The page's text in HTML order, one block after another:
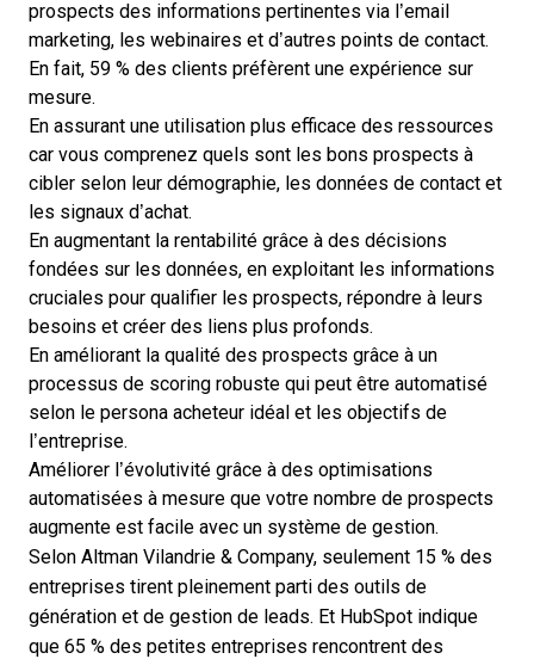
prospects des informations pertinentes via l’email
marketing, les webinaires et d’autres points de contact.
En fait, 59 % des clients préfèrent une expérience sur
mesure.
En assurant une utilisation plus efficace des ressources
car vous comprenez quels sont les bons prospects à
cibler selon leur démographie, les données de contact et
les signaux d’achat.
En augmentant la rentabilité grâce à des décisions
fondées sur les données, en exploitant les informations
cruciales pour qualifier les prospects, répondre à leurs
besoins et créer des liens plus profonds.
En améliorant la qualité des prospects grâce à un
processus de scoring robuste qui peut être automatisé
selon le persona acheteur idéal et les objectifs de
l’entreprise.
Améliorer l’évolutivité grâce à des optimisations
automatisées à mesure que votre nombre de prospects
augmente est facile avec un système de gestion.
Selon Altman Vilandrie & Company, seulement 15 % des
entreprises tirent pleinement parti des outils de
génération et de gestion de leads. Et HubSpot indique
que 65 % des petites entreprises rencontrent des